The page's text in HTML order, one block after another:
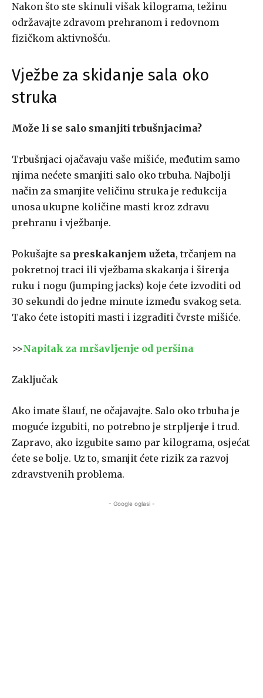
Nakon što ste skinuli višak kilograma, težinu
održavajte zdravom prehranom i redovnom
fizičkom aktivnošću.
Vježbe za skidanje sala oko
struka
Može li se salo smanjiti trbušnjacima?
Trbušnjaci ojačavaju vaše mišiće, međutim samo
njima nećete smanjiti salo oko trbuha. Najbolji
način za smanjite veličinu struka je redukcija
unosa ukupne količine masti kroz zdravu
prehranu i vježbanje.
Pokušajte sa preskakanjem užeta, trčanjem na
pokretnoj traci ili vježbama skakanja i širenja
ruku i nogu (jumping jacks) koje ćete izvoditi od
30 sekundi do jedne minute između svakog seta.
Tako ćete istopiti masti i izgraditi čvrste mišiće.
>>Napitak za mršavljenje od peršina
Zaključak
Ako imate šlauf, ne očajavajte. Salo oko trbuha je
moguće izgubiti, no potrebno je strpljenje i trud.
Zapravo, ako izgubite samo par kilograma, osjećat
ćete se bolje. Uz to, smanjit ćete rizik za razvoj
zdravstvenih problema.
- Google oglasi -